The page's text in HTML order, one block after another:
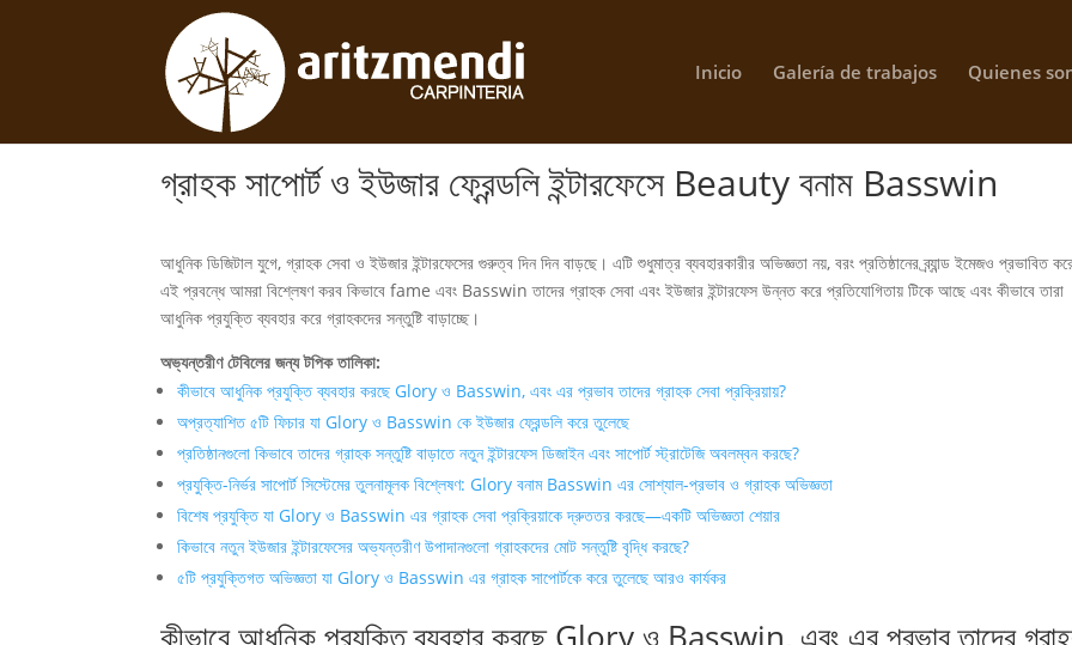
Inicio Galería de trabajos Quienes
গ্রাহক সাপোর্ট ও ইউজার ফ্রেন্ডলি ইন্টারফেসে Beauty বনাম Basswin
আধুনিক ডিজিটাল যুগে, গ্রাহক সেবা ও ইউজার ইন্টারফেসের গুরুত্ব দিন দিন বাড়ছে। এটি শুধুমাত্র ব্যবহারকারীর অভিজ্ঞতা নয়, বরং প্রতিষ্ঠানের ব্র্যান্ড ইমেজও প্রভাবিত
এই প্রবন্ধে আমরা বিশ্লেষণ করব কিভাবে fame এবং Basswin তাদের গ্রাহক সেবা এবং ইউজার ইন্টারফেস উন্নত করে প্রতিযোগিতায় টিকে আছে এবং কীভাবে তারা
আধুনিক প্রযুক্তি ব্যবহার করে গ্রাহকদের সন্তুষ্টি বাড়াচ্ছে।
অভ্যন্তরীণ টেবিলের জন্য টপিক তালিকা:
কীভাবে আধুনিক প্রযুক্তি ব্যবহার করছে Glory ও Basswin, এবং এর প্রভাব তাদের গ্রাহক সেবা প্রক্রিয়ায়?
অপ্রত্যাশিত ৫টি ফিচার যা Glory ও Basswin কে ইউজার ফ্রেন্ডলি করে তুলেছে
প্রতিষ্ঠানগুলো কিভাবে তাদের গ্রাহক সন্তুষ্টি বাড়াতে নতুন ইন্টারফেস ডিজাইন এবং সাপোর্ট স্ট্রাটেজি অবলম্বন করছে?
প্রযুক্তি-নির্ভর সাপোর্ট সিস্টেমের তুলনামূলক বিশ্লেষণ: Glory বনাম Basswin এর সোশ্যাল-প্রভাব ও গ্রাহক অভিজ্ঞতা
বিশেষ প্রযুক্তি যা Glory ও Basswin এর গ্রাহক সেবা প্রক্রিয়াকে দ্রুততর করছে—একটি অভিজ্ঞতা শেয়ার
কিভাবে নতুন ইউজার ইন্টারফেসের অভ্যন্তরীণ উপাদানগুলো গ্রাহকদের মোট সন্তুষ্টি বৃদ্ধি করছে?
৫টি প্রযুক্তিগত অভিজ্ঞতা যা Glory ও Basswin এর গ্রাহক সাপোর্টকে করে তুলেছে আরও কার্যকর